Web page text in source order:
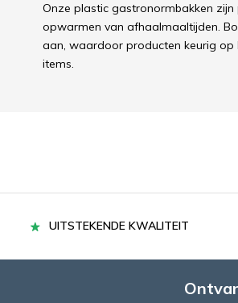
Onze plastic gastronormbakken
opwarmen van afhaalmaaltijden.
aan, waardoor producten keurig op
items.
UITSTEKENDE KWALITEIT